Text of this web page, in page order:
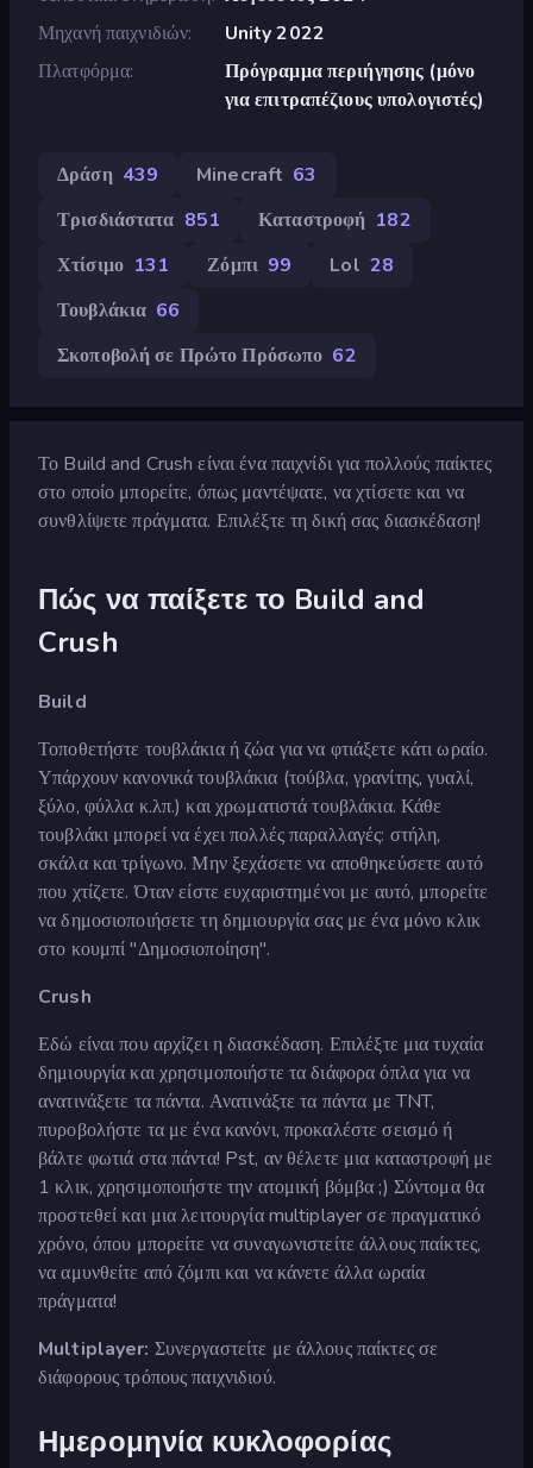
Μηχανή παιχνιδιών
Unity 2022
Πλατφόρμα
Πρόγραμμα περιήγησης (μόνο
για επιτραπέζιους υπολογιστές)
Δράση 439 Minecraft 63
Τρισδιάστατα 851 Καταστροφή 182
Χτίσιμο 131 Ζόμπι 99 Lol 28
Τουβλάκια 66
Σκοποβολή σε Πρώτο Πρόσωπο 62
Το Build and Crush είναι ένα παιχνίδι για πολλούς παίκτες
στο οποίο μπορείτε, όπως μαντέψατε, να χτίσετε και να
συνθλίψετε πράγματα. Επιλέξτε τη δική σας διασκέδαση!
Πώς να παίξετε το Build and
Crush
Build
Τοποθετήστε τουβλάκια ή ζώα για να φτιάξετε κάτι ωραίο.
Υπάρχουν κανονικά τουβλάκια (τούβλα, γρανίτης, γυαλί,
ξύλο, φύλλα κ.λπ.) και χρωματιστά τουβλάκια. Κάθε
τουβλάκι μπορεί να έχει πολλές παραλλαγές: στήλη,
σκάλα και τρίγωνο. Μην ξεχάσετε να αποθηκεύσετε αυτό
που χτίζετε. Όταν είστε ευχαριστημένοι με αυτό, μπορείτε
να δημοσιοποιήσετε τη δημιουργία σας με ένα μόνο κλικ
στο κουμπί "Δημοσιοποίηση".
Crush
Εδώ είναι που αρχίζει η διασκέδαση. Επιλέξτε μια τυχαία
δημιουργία και χρησιμοποιήστε τα διάφορα όπλα για να
ανατινάξετε τα πάντα. Ανατινάξτε τα πάντα με TNT,
πυροβολήστε τα με ένα κανόνι, προκαλέστε σεισμό ή
βάλτε φωτιά στα πάντα! Pst, αν θέλετε μια καταστροφή με
1 κλικ, χρησιμοποιήστε την ατομική βόμβα ;) Σύντομα θα
προστεθεί και μια λειτουργία multiplayer σε πραγματικό
χρόνο, όπου μπορείτε να συναγωνιστείτε άλλους παίκτες,
να αμυνθείτε από ζόμπι και να κάνετε άλλα ωραία
πράγματα!
Multiplayer: Συνεργαστείτε με άλλους παίκτες σε
διάφορους τρόπους παιχνιδιού.
Ημερομηνία κυκλοφορίας